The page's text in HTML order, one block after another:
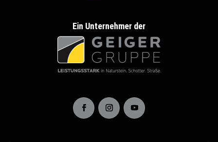
Ein Unternehmer der